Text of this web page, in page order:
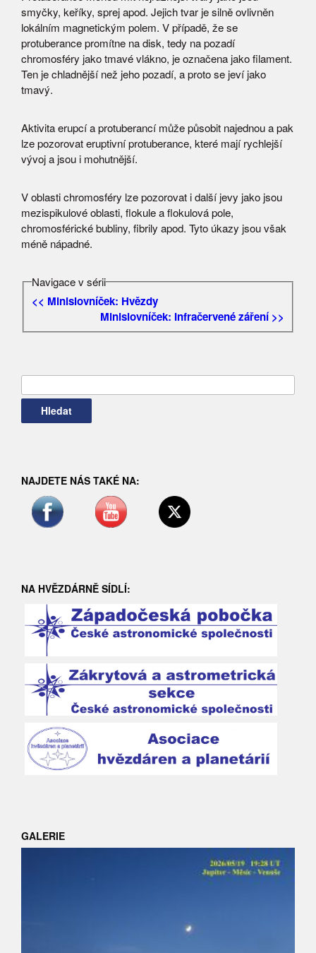
smyčky, keříky, sprej apod. Jejich tvar je silně ovlivněn
lokálním magnetickým polem. V případě, že se
protuberance promítne na disk, tedy na pozadí
chromosféry jako tmavé vlákno, je označena jako filament.
Ten je chladnější než jeho pozadí, a proto se jeví jako
tmavý.
Aktivita erupcí a protuberancí může působit najednou a pak
lze pozorovat eruptivní protuberance, které mají rychlejší
vývoj a jsou i mohutnější.
V oblasti chromosféry lze pozorovat i další jevy jako jsou
mezispikulové oblasti, flokule a flokulová pole,
chromosférické bubliny, fibrily apod. Tyto úkazy jsou však
méně nápadné.
Navigace v sérii
<< Minislovníček: Hvězdy
Minislovníček: Infračervené záření >>
NAJDETE NÁS TAKÉ NA:
NA HVĚZDÁRNĚ SÍDLÍ:
GALERIE